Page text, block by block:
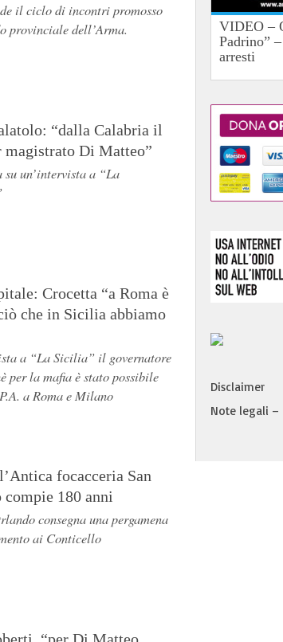
il ciclo di incontri promosso
provinciale dell’Arma.
“dalla Calabria il
Di Matteo”
su un’intervista a “La
Crocetta “a Roma è
che in Sicilia abbiamo
a “La Sicilia” il governatore
per la mafia è stato possibile
a Roma e Milano
focacceria San
compie 180 anni
consegna una pergamena
ai Conticello
VIDEO –
Padrino”
arresti
Disclaimer
Note legali –